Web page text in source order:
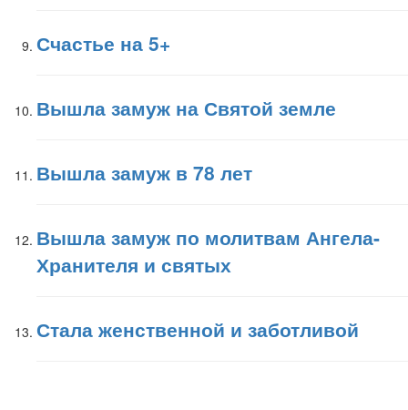
Счастье на 5+
Вышла замуж на Святой земле
Вышла замуж в 78 лет
Вышла замуж по молитвам Ангела-
Хранителя и святых
Стала женственной и заботливой